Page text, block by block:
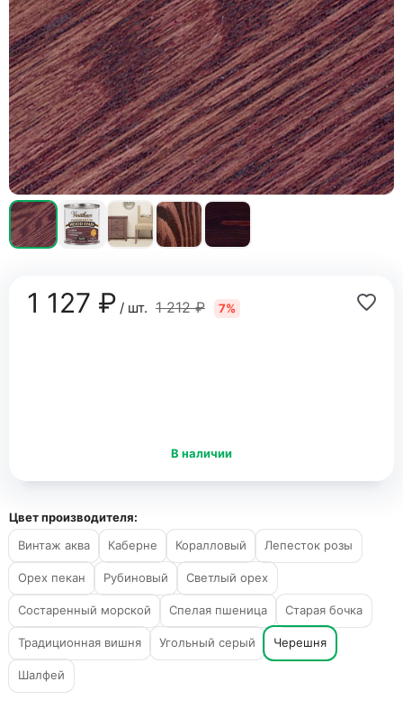
1 127 ₽/ шт. 1 212 ₽ 7%
В наличии
Цвет производителя:
Винтаж аква
Каберне Коралловый Лепесток розы
Орех пекан Рубиновый Светлый орех
Состаренный морской Спелая пшеница Старая бочка
Традиционная вишня Угольный серый Черешня
Шалфей